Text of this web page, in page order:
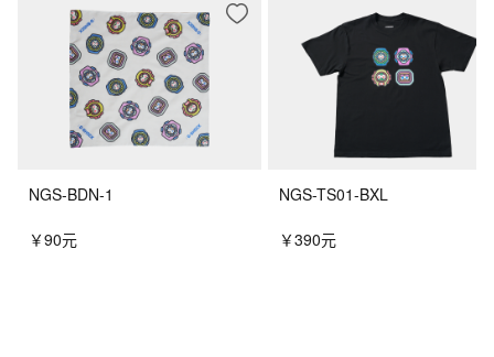
NGS-BDN-1
￥90元
NGS-TS01-BXL
￥390元